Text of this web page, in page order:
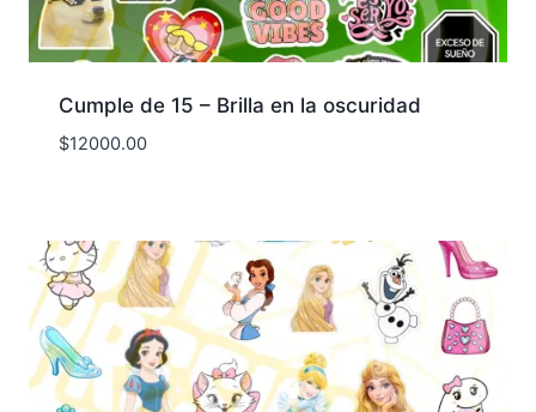
Cumple de 15 – Brilla en la oscuridad
$12000.00